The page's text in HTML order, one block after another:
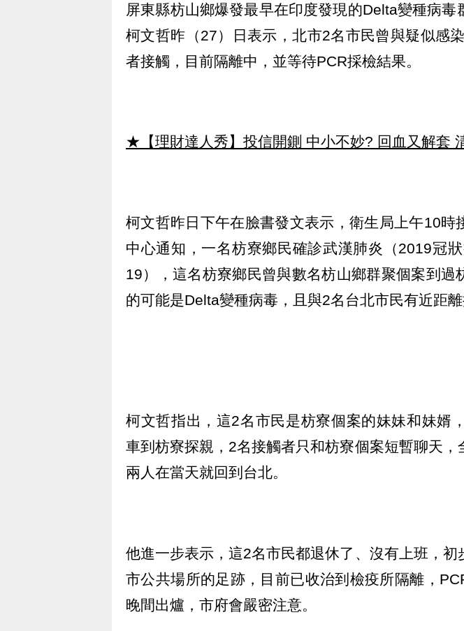
屏東縣枋山鄉爆發最早在印度發現的Delta變種病毒
柯文哲昨（27）日表示，北市2名市民曾與疑似感
者接觸，目前隔離中，並等待PCR採檢結果。
★【理財達人秀】投信開鍘 中小不妙? 回血又解套
柯文哲昨日下午在臉書發文表示，衛生局上午10時
中心通知，一名枋寮鄉民確診武漢肺炎（2019冠
19），這名枋寮鄉民曾與數名枋山鄉群聚個案到過
的可能是Delta變種病毒，且與2名台北市民有近距離
柯文哲指出，這2名市民是枋寮個案的妹妹和妹婿
車到枋寮探親，2名接觸者只和枋寮個案短暫聊天，
兩人在當天就回到台北。
他進一步表示，這2名市民都退休了、沒有上班，初
市公共場所的足跡，目前已收治到檢疫所隔離，
晚間出爐，市府會嚴密注意。